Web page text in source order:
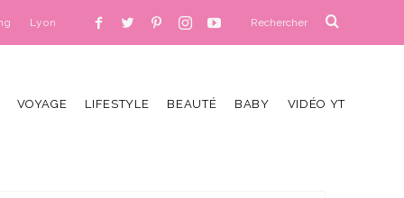
Lyon
VOYAGE LIFESTYLE BEAUTÉ BABY VIDÉO YT